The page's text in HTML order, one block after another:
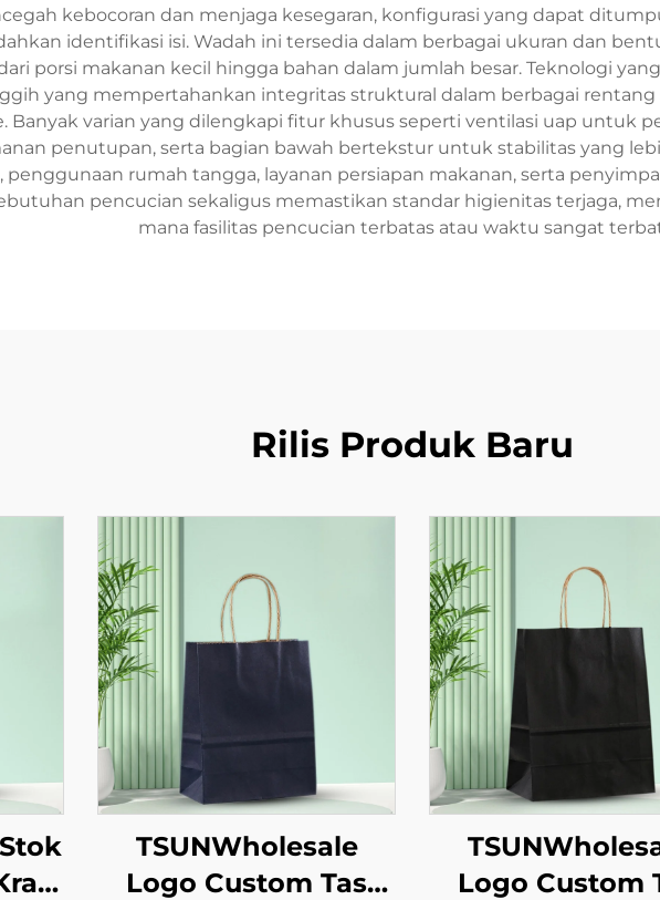
kebocoran dan menjaga kesegaran, konfigurasi yang dapat
identifikasi isi. Wadah ini tersedia dalam berbagai ukuran dan
porsi makanan kecil hingga bahan dalam jumlah besar. Teknologi
yang mempertahankan integritas struktural dalam berbagai
Banyak varian yang dilengkapi fitur khusus seperti ventilasi uap untuk
penutupan, serta bagian bawah bertekstur untuk stabilitas yang
rumah tangga, layanan persiapan makanan, serta
pencucian sekaligus memastikan standar higienitas terjaga,
mana fasilitas pencucian terbatas atau waktu sangat
Rilis Produk Baru
TSUNWholesale
Logo Custom Tas
Logo Custom